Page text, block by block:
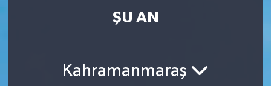
ŞU AN
Kahramanmaraş